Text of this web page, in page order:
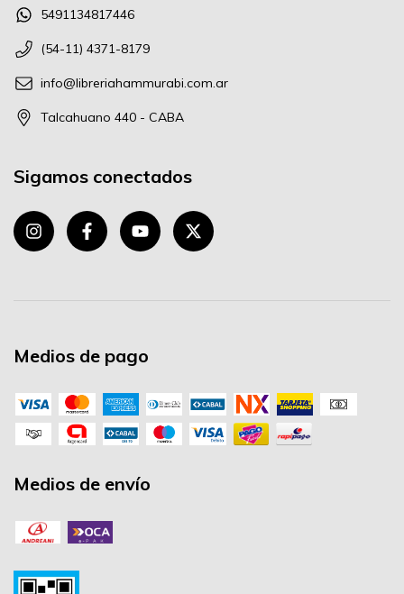
5491134817446
(54-11) 4371-8179
info@libreriahammurabi.com.ar
Talcahuano 440 - CABA
Sigamos conectados
Medios de pago
Medios de envío